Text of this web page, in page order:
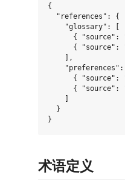
{
  "references": {
    "glossary": [
{ "source":
{ "source":
    ],
"preferences":
{ "source":
{ "source":
  }
术语定义